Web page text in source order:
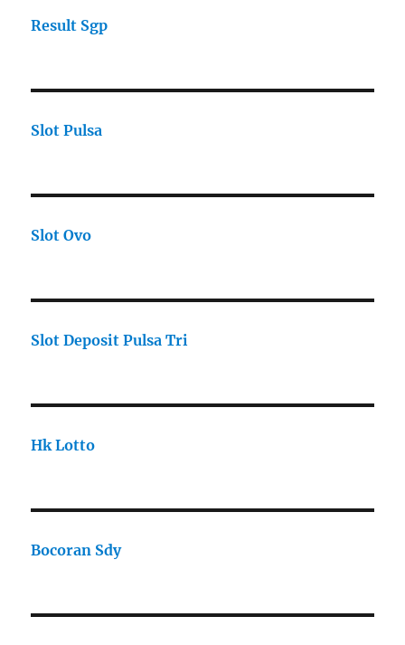
Result Sgp
Slot Pulsa
Slot Ovo
Slot Deposit Pulsa Tri
Hk Lotto
Bocoran Sdy